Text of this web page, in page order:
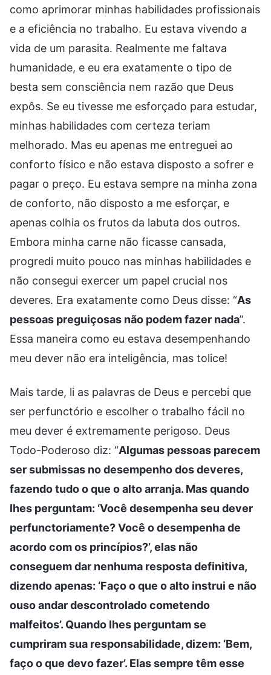
como aprimorar minhas habilidades profissionais
e a eficiência no trabalho. Eu estava vivendo a
vida de um parasita. Realmente me faltava
humanidade, e eu era exatamente o tipo de
besta sem consciência nem razão que Deus
expôs. Se eu tivesse me esforçado para estudar,
minhas habilidades com certeza teriam
melhorado. Mas eu apenas me entreguei ao
conforto físico e não estava disposto a sofrer e
pagar o preço. Eu estava sempre na minha zona
de conforto, não disposto a me esforçar, e
apenas colhia os frutos da labuta dos outros.
Embora minha carne não ficasse cansada,
progredi muito pouco nas minhas habilidades e
não consegui exercer um papel crucial nos
deveres. Era exatamente como Deus disse: “As
pessoas preguiçosas não podem fazer nada”.
Essa maneira como eu estava desempenhando
meu dever não era inteligência, mas tolice!
Mais tarde, li as palavras de Deus e percebi que
ser perfunctório e escolher o trabalho fácil no
meu dever é extremamente perigoso. Deus
Todo-Poderoso diz: “Algumas pessoas parecem
ser submissas no desempenho dos deveres,
fazendo tudo o que o alto arranja. Mas quando
lhes perguntam: ‘Você desempenha seu dever
perfunctoriamente? Você o desempenha de
acordo com os princípios?’, elas não
conseguem dar nenhuma resposta definitiva,
dizendo apenas: ‘Faço o que o alto instrui e não
ouso andar descontrolado cometendo
malfeitos’. Quando lhes perguntam se
cumpriram sua responsabilidade, dizem: ‘Bem,
faço o que devo fazer’. Elas sempre têm esse